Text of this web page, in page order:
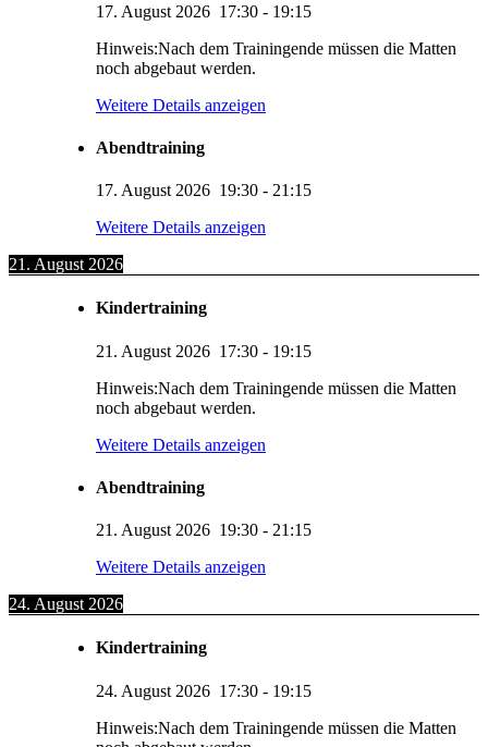
17. August 2026 17:30 - 19:15
Hinweis:Nach dem Trainingende müssen die Matten
noch abgebaut werden.
Weitere Details anzeigen
Abendtraining
17. August 2026 19:30 - 21:15
Weitere Details anzeigen
21. August 2026
Kindertraining
21. August 2026 17:30 - 19:15
Hinweis:Nach dem Trainingende müssen die Matten
noch abgebaut werden.
Weitere Details anzeigen
Abendtraining
21. August 2026 19:30 - 21:15
Weitere Details anzeigen
24. August 2026
Kindertraining
24. August 2026 17:30 - 19:15
Hinweis:Nach dem Trainingende müssen die Matten